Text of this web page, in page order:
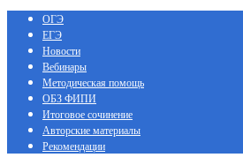
ОГЭ
ЕГЭ
Новости
Вебинары
Методическая помощь
ОБЗ ФИПИ
Итоговое сочинение
Авторские материалы
Рекомендации